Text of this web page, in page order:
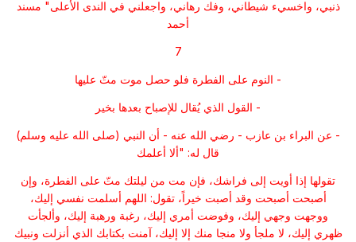
ذنبي، واخسيء شيطاني، وفك رهاني، واجعلني في الندى الأعلى" مسند
أحمد
7
- النوم على الفطرة فلو حصل موت متّ عليها
- القول الذي يُقال للإصباح بعدها بخير
- عن البراء بن عازب - رضي الله عنه - أن النبي (صلى الله عليه وسلم)
قال له: "ألا أعلمك
تقولها إذا أويت إلى فراشك، فإن مت من ليلتك متّ على الفطرة، وإن
أصبحت أصبحت وقد أصبت خيراً، تقول: اللهم أسلمت نفسي إليك،
ووجهت وجهي إليك، وفوضت أمريإليك، رغبة ورهبة إليك، وألجأت
ظهري إليك، لا ملجأ ولا منجا منك إلا إليك، آمنت بكتابك الذي أنزلت ونبيك